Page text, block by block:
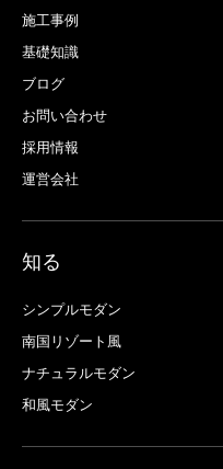
施工事例
基礎知識
ブログ
お問い合わせ
採用情報
運営会社
知る
シンプルモダン
南国リゾート風
ナチュラルモダン
和風モダン